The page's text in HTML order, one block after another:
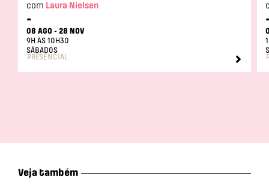
com Laura Nielsen
-
08 AGO - 28 NOV
9H ÀS 10H30
SÁBADOS
PRESENCIAL
Veja também